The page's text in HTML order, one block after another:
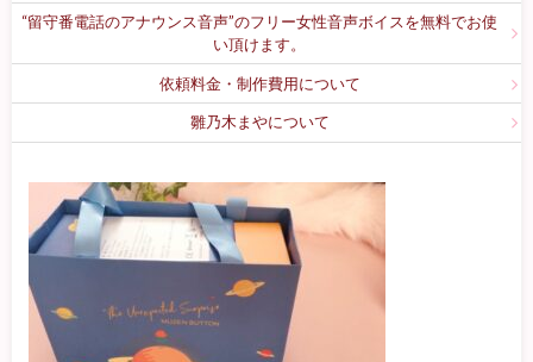
“留守番電話のアナウンス音声”のフリー女性音声ボイスを無料でお使
い頂けます。
依頼料金・制作費用について
雛乃木まやについて